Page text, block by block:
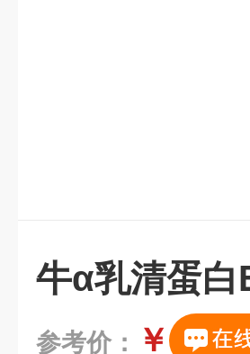
牛α乳清蛋
参考价： ￥